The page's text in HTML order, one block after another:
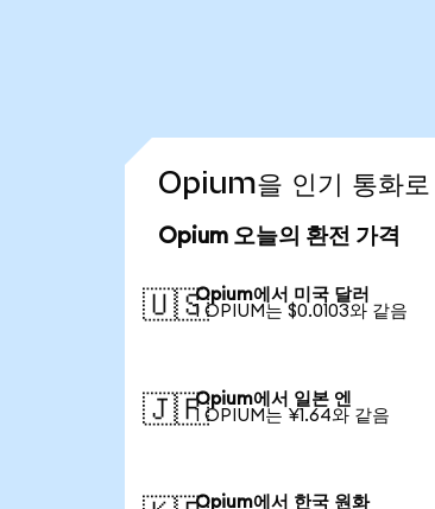
Opium을 인기 통화로
Opium 오늘의 환전 가격
🇺🇸Opium에서 미국 달러
1 OPIUM는 $0.0103와 같음
🇯🇵Opium에서 일본 엔
1 OPIUM는 ¥1.64와 같음
Opium에서 한국 원화